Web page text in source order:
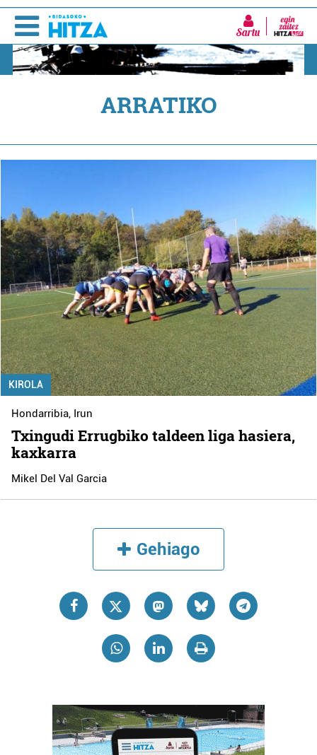
Sartu
ARRATIKO
KIROLA
Hondarribia, Irun
Txingudi Errugbiko taldeen liga hasiera,
kaxkarra
Mikel Del Val Garcia
Gehiago